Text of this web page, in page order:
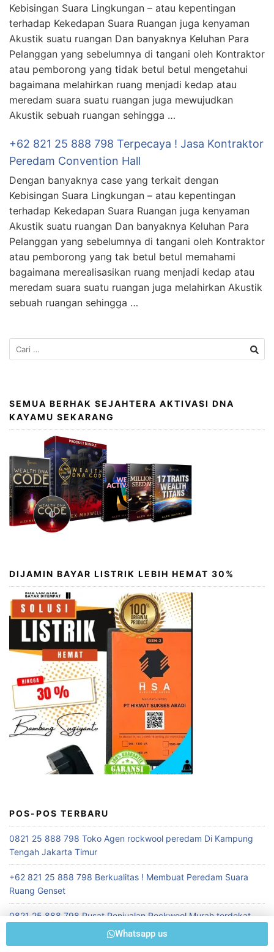
Kebisingan Suara Lingkungan – atau kepentingan
terhadap Kekedapan Suara Ruangan juga kenyaman
Akustik suatu ruangan Dan banyaknya Keluhan Para
Pelanggan yang sebelumnya di tangani oleh Kontraktor
atau pemborong yang tidak betul betul mengetahui
bagaimana melahirkan ruang menjadi kedap atau
meredam suara suatu ruangan juga mewujudkan
Akustik sebuah ruangan sehingga …
+62 821 25 888 798 Terpecaya ! Jasa Kontraktor
Peredam Convention Hall
Dengan banyaknya case yang terkait dengan
Kebisingan Suara Lingkungan – atau kepentingan
terhadap Kekedapan Suara Ruangan juga kenyaman
Akustik suatu ruangan Dan banyaknya Keluhan Para
Pelanggan yang sebelumnya di tangani oleh Kontraktor
atau pemborong yang tak betul betul memahami
bagaimana merealisasikan ruang menjadi kedap atau
meredam suara suatu ruangan juga melahirkan Akustik
sebuah ruangan sehingga …
SEMUA BERHAK SEJAHTERA AKTIVASI DNA
KAYAMU SEKARANG
DIJAMIN BAYAR LISTRIK LEBIH HEMAT 30%
POS-POS TERBARU
0821 25 888 798 Toko Agen rockwool peredam Di Kampung
Tengah Jakarta Timur
+62 821 25 888 798 Berkualitas ! Membuat Peredam Suara
Ruang Genset
0821 25 888 798 Pusat Penjualan Rockwool Murah terdekat
+62 821 25 888 798 Terpecaya ! Konsultan Akustik Auditorium
Whatsapp us